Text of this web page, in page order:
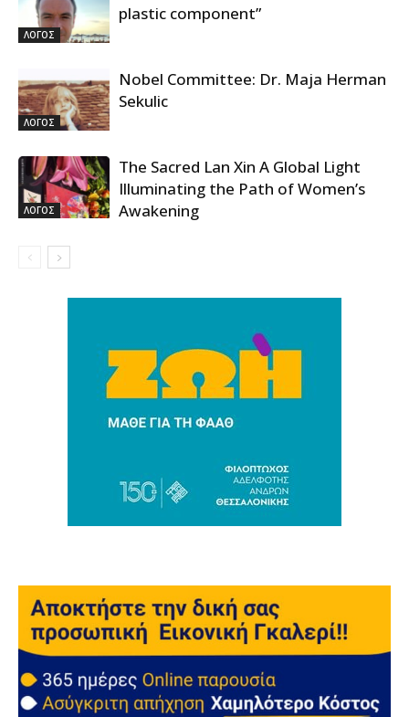
ΛΟΓΟΣ
plastic component”
ΛΟΓΟΣ
Nobel Committee: Dr. Maja Herman
Sekulic
ΛΟΓΟΣ
The Sacred Lan Xin A Global Light
Illuminating the Path of Women’s
Awakening